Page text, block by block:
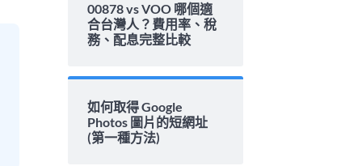
00878 vs VOO 哪個適
合台灣人？費用率、稅
務、配息完整比較
如何取得 Google
Photos 圖片的短網址
(第一種方法)